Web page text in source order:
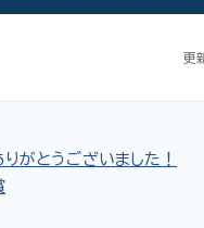
更
がとうございました！